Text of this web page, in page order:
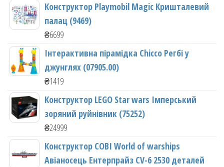
Конструктор Playmobil Magic Кришталевий
палац (9469)
₴6699
Інтерактивна пірамідка Chicco Регбі у
джунглях (07905.00)
₴1419
Конструктор LEGO Star wars Імперський
зоряний руйнівник (75252)
₴24999
Конструктор COBI World of warships
Авіаносець Ентерпрайз CV-6 2530 деталей